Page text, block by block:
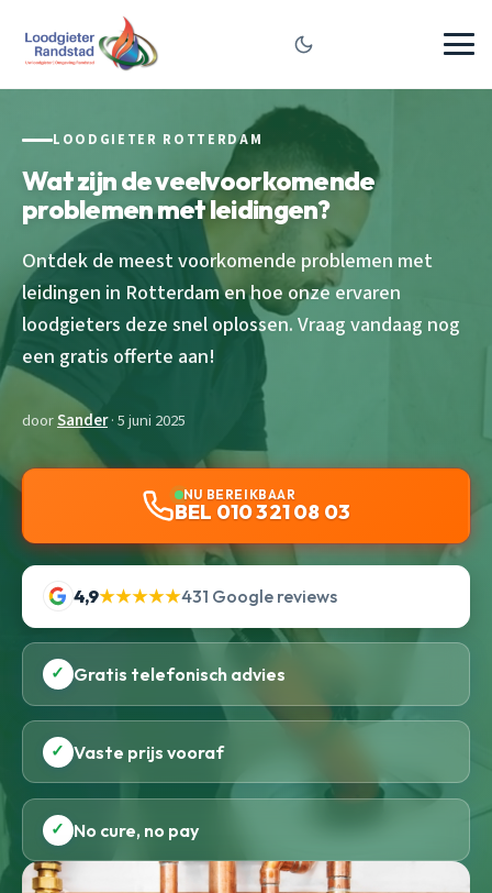
LOODGIETER ROTTERDAM
Wat zijn de veelvoorkomende
problemen met leidingen?
Ontdek de meest voorkomende problemen met
leidingen in Rotterdam en hoe onze ervaren
loodgieters deze snel oplossen. Vraag vandaag nog
een gratis offerte aan!
doorSander· 5 juni 2025
NU BEREIKBAAR
BEL 010 321 08 03
4,9★★★★★431 Google reviews
✓ Gratis telefonisch advies
✓ Vaste prijs vooraf
✓ No cure, no pay